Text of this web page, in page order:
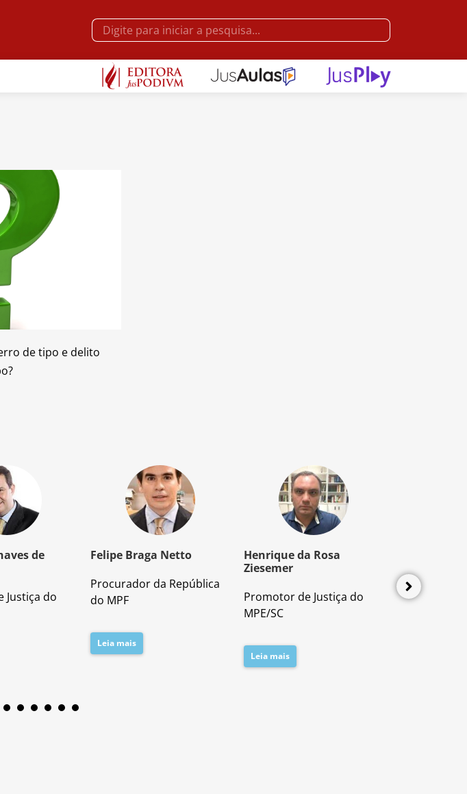
de tipo e delito
de
Justiça do
Felipe Braga Netto
Procurador da República
do MPF
Leia mais
Henrique da Rosa
Ziesemer
Promotor de Justiça do
MPE/SC
Leia mais
Advogado e
Direito
1 2